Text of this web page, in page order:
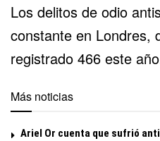
Los delitos de odio
constante en Londres,
registrado 466 este
Más noticias
Ariel Or cuenta que sufrió